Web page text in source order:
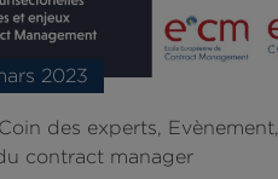
2023
Coin des experts, Evènement,
contract manager